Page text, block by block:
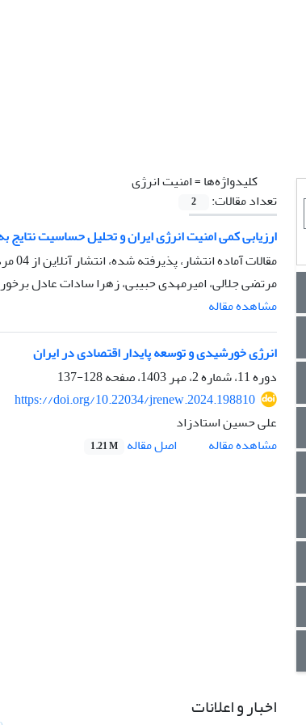
کلیدواژه‌ها =امنیت انرژی
تعداد مقالات:
2
ارزیابی کمی امنیت انرژی ایران و تحلیل حساسیت نتایج
مقالات آماده انتشار، پذیرفته شده، انتشار آنلاین از04 مرداد 1405
مرتضی جلالی، امیرمهدی حبیبی، زهرا سادات عادل
مشاهده مقاله
انرژی خورشیدی و توسعه پایدار اقتصادی در ایران
دوره 11، شماره 2، مهر 1403، صفحه
128-137
https://doi.org/10.22034/jrenew.2024.198810
علی حسین استادزاد
مشاهده مقاله
اصل مقاله 1.21 M
اخبار و اعلانات